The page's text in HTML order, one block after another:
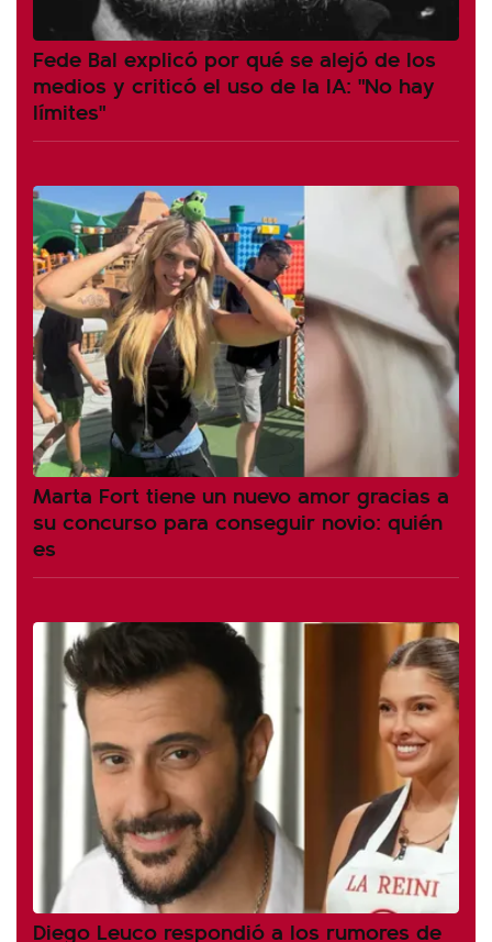
Fede Bal explicó por qué se alejó de los
medios y criticó el uso de la IA: "No hay
límites"
Marta Fort tiene un nuevo amor gracias a
su concurso para conseguir novio: quién
es
Diego Leuco respondió a los rumores de